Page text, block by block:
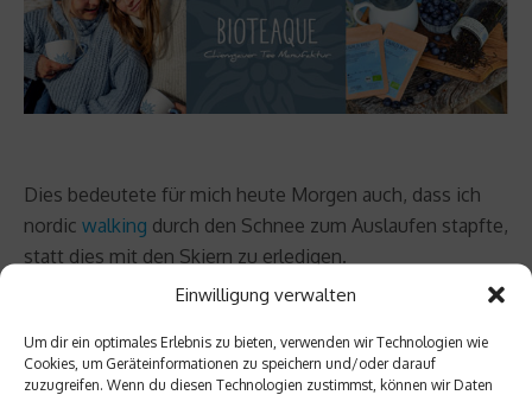
Einwilligung verwalten
Um dir ein optimales Erlebnis zu bieten, verwenden wir Technologien wie
Cookies, um Geräteinformationen zu speichern und/oder darauf
zuzugreifen. Wenn du diesen Technologien zustimmst, können wir Daten
Dies bedeutete für mich heute Morgen auch, dass ich
nordic walking durch den Schnee zum Auslaufen stapfte,
statt dies mit den Skiern zu erledigen.
jedoch im Vordergrund; ich bin wirklich zufrieden, habe
im Springen und beim Laufen eine gute Grundlage, auf